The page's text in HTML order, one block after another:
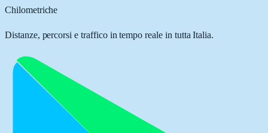
Chilometriche
Distanze, percorsi e traffico in tempo reale in tutta Italia.